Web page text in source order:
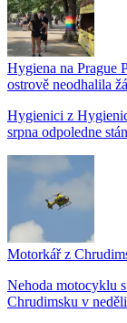
Hygiena na Prague
ostrově neodhalila
Hygienici z
srpna odpoledne
Motorkář z
Nehoda motocyklu
Chrudimsku v